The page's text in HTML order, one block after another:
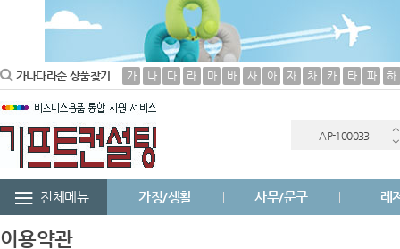
가나다라순 상품찾기 가 나 다 라 마 바 사 아 자 차 카 타 파 하
AP-100033
AP-100051
전체메뉴 가정/생활 사무/문구 레
이용약관